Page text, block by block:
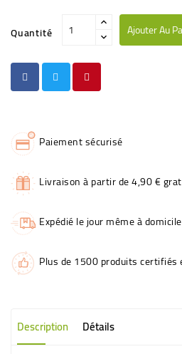
Quantité Ajouter Au
Paiement sécurisé
Livraison à partir de 4,90 €
Expédié le jour même à
Plus de 1500 produits certifiés
Description Détails